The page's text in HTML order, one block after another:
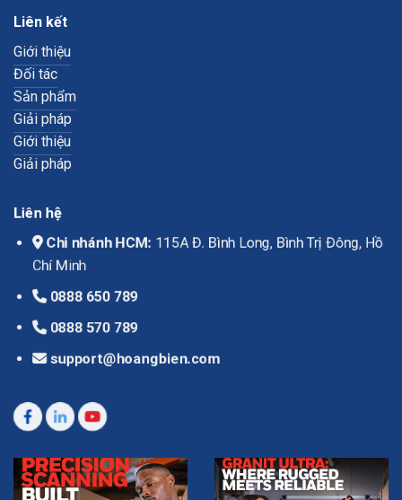
Liên kết
Giới thiệu
Đối tác
Sản phẩm
Giải pháp
Giới thiệu
Giải pháp
Liên hệ
Chi nhánh HCM: 115A Đ. Bình Long, Bình Trị Đông, Hồ
Chí Minh
0888 650 789
0888 570 789
support@hoangbien.com